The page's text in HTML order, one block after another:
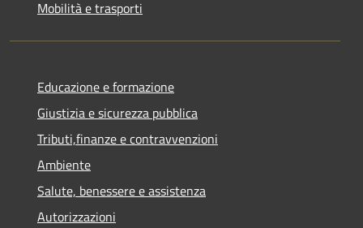
Mobilità e trasporti
Educazione e formazione
Giustizia e sicurezza pubblica
Tributi,finanze e contravvenzioni
Ambiente
Salute, benessere e assistenza
Autorizzazioni